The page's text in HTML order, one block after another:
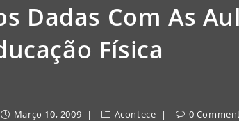
Dadas Com As
Física
Março 10, 2009 Acontece
0